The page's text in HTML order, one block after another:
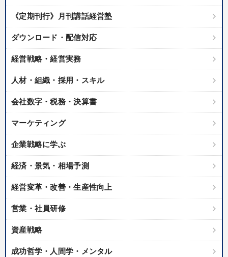
《定期刊行》月刊講話経営塾
ダウンロード・配信対応
経営戦略・経営実務
人材・組織・採用・スキル
会社数字・税務・決算書
マーケティング
企業戦略に学ぶ
経済・景気・相場予測
経営変革・改善・生産性向上
営業・社員研修
資産戦略
成功哲学・人間学・メンタル